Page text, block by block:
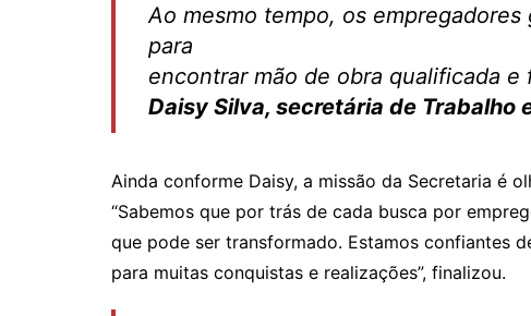
Ao mesmo tempo, os
para
encontrar mão de obra qualificada e
Daisy Silva, secretária de Trabalho
Ainda conforme Daisy, a missão da Secretaria é
“Sabemos que por trás de cada busca por
que pode ser transformado. Estamos confiantes
para muitas conquistas e realizações”, finalizou.